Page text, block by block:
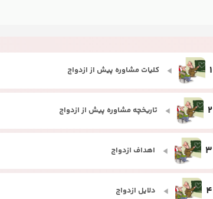
1 کلیات مشاوره پیش از ازدواج
2 تاریخچه مشاوره پیش از ازدواج
3 اهداف ازدواج
4 دلایل ازدواج